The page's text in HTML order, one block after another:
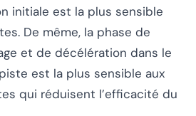
initiale est la plus sensible
De même, la phase de
et de décélération dans le
est la plus sensible aux
qui réduisent l’efficacité du